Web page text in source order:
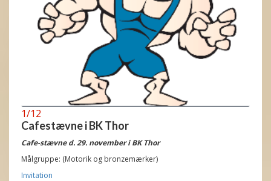
1/12
Cafestævne i BK Thor
Cafe-stævned. 29. november i BK Thor
Målgruppe: (Motorik og bronzemærker)
Invitation